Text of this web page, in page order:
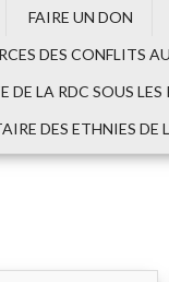
FAIRE UN DON
DES CONFLITS
DE LA RDC SOUS
DES ETHNIES DE